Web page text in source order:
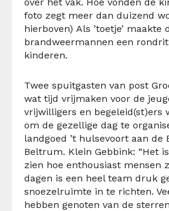
foto zegt meer dan duizend
hierboven) Als ’toetje’ maakte
brandweermannen een
kinderen.
Twee spuitgasten van post
wat tijd vrijmaken voor de
vrijwilligers en begeleid(st)ers
om de gezellige dag te
landgoed ’t hulsevoort aan de
Beltrum. Klein Gebbink: “Het
zien hoe enthousiast mensen
dagen is een heel team druk
snoezelruimte in te richten.
hebben genoten van de